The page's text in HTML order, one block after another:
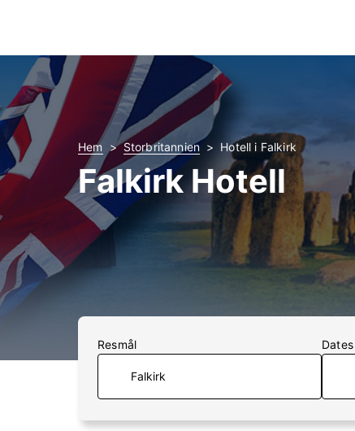
Hem Storbritannien Hotell i Falkirk
Falkirk Hotell
Resmål Dates